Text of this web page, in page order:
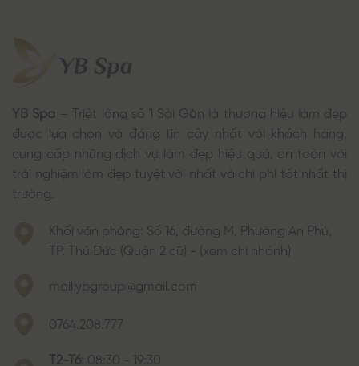
YB Spa – Triệt lông số 1 Sài Gòn là thương hiệu làm đẹp
được lựa chọn và đáng tin cậy nhất với khách hàng,
cung cấp những dịch vụ làm đẹp hiệu quả, an toàn với
trải nghiệm làm đẹp tuyệt vời nhất và chi phí tốt nhất thị
trường.
Khối văn phòng: Số 16, đường M, Phường An Phú,
TP. Thủ Đức (Quận 2 cũ) - (xem chi nhánh)
mail.ybgroup@gmail.com
0764.208.777
T2-T6: 08:30 - 19:30